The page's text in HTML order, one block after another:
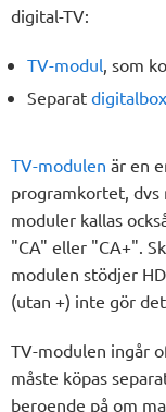
digital-TV:
TV-modul, som
Separat digitalbox
TV-modulen är en
programkortet,
moduler kallas
"CA" eller "CA+".
modulen stödjer
(utan +) inte gör
TV-modulen ingår
måste köpas
beroende på om